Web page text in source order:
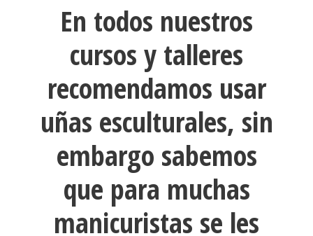
En todos nuestros
cursos y talleres
recomendamos usar
uñas esculturales, sin
embargo sabemos
que para muchas
manicuristas se les